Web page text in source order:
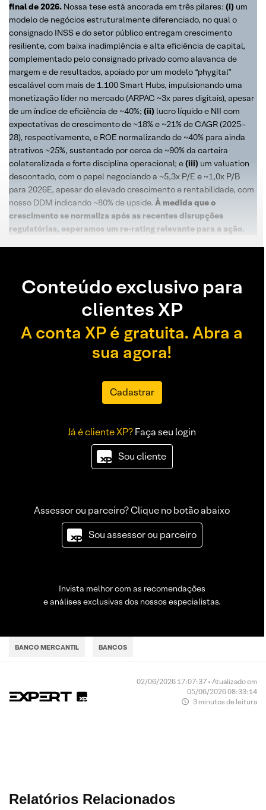
final de 2026. Nossa tese está ancorada em três pilares: (i) um
modelo de negócios estruturalmente diferenciado, no qual o
consignado INSS e do setor público entregam crescimento
resiliente, com baixa inadimplência e alta eficiência de capital,
complementado pelo consignado privado como alavanca de
margem e de resultados, apoiado por um modelo “phygital”
escalável com mais de 1.100 Smart Hubs, impulsionando uma
monetização líder no mercado (ARPAC ~3x pares digitais), apesar
de um índice de eficiência de ~40%; (ii) lucro líquido e NII com
expectativas de crescimento de ~18% e ~21% de CAGR (2025–
28), respectivamente, e ROE normalizando de ~40% para ainda
atrativos ~25%, sustentado por cerca de ~90% da carteira
colateralizada e forte disciplina operacional; e(iii) um valuation
descontado, com o papel negociando a ~5,3x P/E e ~1,0x P/B
para 2026E, apesar do elevado crescimento e rentabilidade, com
nosso DDM indicando ~80% de upside. À medida que o
crescimento se normaliza após as recentes disrupções
regulatórias, esperamos um re-rating relevante para a ação.
Conteúdo exclusivo para
clientes XP
A conta XP é gratuita. Abra a
sua agora!
Cadastrar
Já é cliente XP?Faça seu login
Sou cliente
Assessor ou parceiro? Clique no botão abaixo
Sou assessor ou parceiro
Invista melhor com as recomendações
e análises exclusivas dos nossos especialistas.
BANCO MERCANTIL BANCOS
02/06/2026 17:07:37 • Atualizado em
05/06/2026 08:33:14
3 minutos de leitura
Relatórios Relacionados